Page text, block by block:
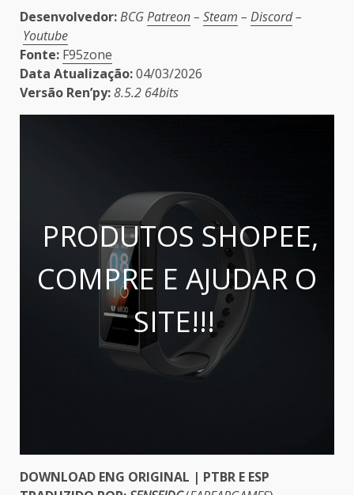
Desenvolvedor:BCGPatreon– Steam – Discord–
Youtube
Fonte: F95zone
Data Atualização:04/03/2026
Versão Ren’py:8.5.2 64bits
PRODUTOS SHOPEE,
COMPRE E AJUDAR O
SITE!!!
DOWNLOAD ENG ORIGINAL | PTBR E ESP